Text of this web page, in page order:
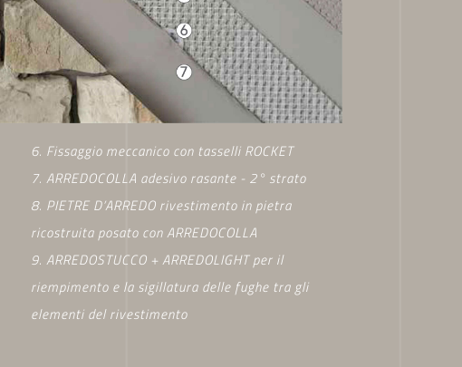
6. Fissaggio meccanico con tasselli ROCKET
7. ARREDOCOLLA adesivo rasante - 2° strato
8. PIETRE D’ARREDO rivestimento in pietra
ricostruita posato con ARREDOCOLLA
9. ARREDOSTUCCO + ARREDOLIGHT per il
riempimento e la sigillatura delle fughe tra gli
elementi del rivestimento